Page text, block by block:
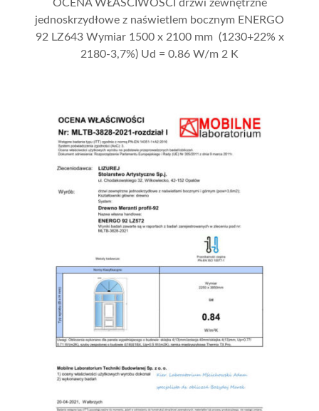
OCENA WŁAŚCIWOŚCI drzwi zewnętrzne
jednoskrzydłowe z naświetlem bocznym ENERGO
92 LZ643 Wymiar 1500 x 2100 mm (1230+22% x
2180-3,7%) Ud = 0.86 W/m 2 K